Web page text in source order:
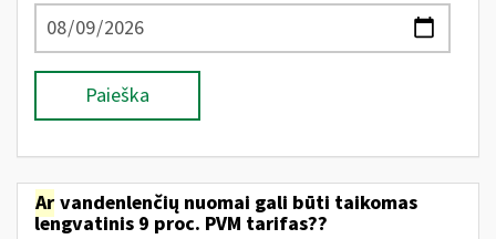
Paieška
Ar vandenlenčių nuomai gali būti taikomas
lengvatinis 9 proc. PVM tarifas??